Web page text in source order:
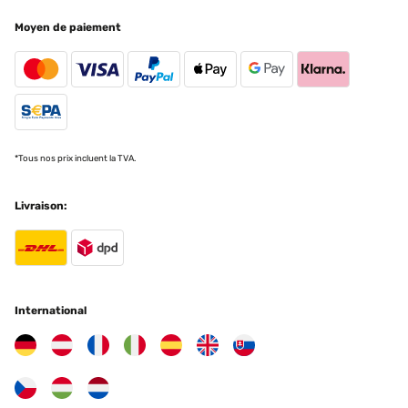
mal d'air grâce à ses pales métalliques. il tient assez longtemps et
se recharge assez rapidement aussi.
Traduire
mando de aumento de velocidad
Usuario/a de amazon
Artigo muito eficaz, corresponde totalmente às expectativas.
Moyen de paiement
*Tous nos prix incluent la TVA.
Livraison:
International